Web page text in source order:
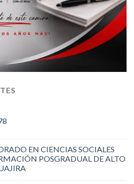
EN CIENCIAS SOCIALES
POSGRADUAL DE ALTO